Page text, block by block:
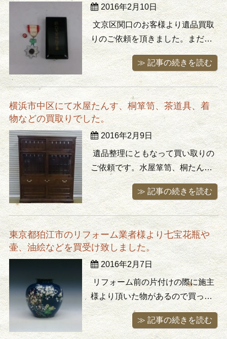
出番のなかった物はすべて買取り
させて頂 ...
2016年2月10日
文京区関口のお客様より遺品買取
りのご依頼を頂きました。まだま
だ沢山あるそうですがひとまずご
実家よりお持ちになった小物を、
との事でK18金金具のべっ甲眼鏡
や勲章、パイプに葉巻、ライター
などお売り頂きました。 素敵な
べっ甲の丸メガネ。古い物ですが
虫食いや虫舐め無く良い状態。丸
眼 ...
≫ 記事の続きを読む
横浜市中区にて水屋たんす、桐箪笥、茶道具、着
物などの買取りでした。
2016年2月9日
遺品整理にともなって買い取りの
ご依頼です。水屋箪笥、桐たんす
などの家具をはじめ茶道具などが
沢山あるとお聞きしていたもの
の、到着後荷物の量を拝見して後
ずさり、、、朝飯を肉まん１つで
済ませたことを後悔(汗)。ともあれ
物量＝仕事量。「お宝掘り出して
一発大儲け！」のような業種と思
われが ...
≫ 記事の続きを読む
東京都狛江市のリフォーム業者様より七宝花瓶や
壷、油絵などを買受け致しました。
2016年2月7日
リフォーム前の片付けの際に施主
様より頂いた物があるので買って
欲しいとのことでお電話頂きまし
た。頂いたは良いけどあまり興味
≫ 記事の続きを読む